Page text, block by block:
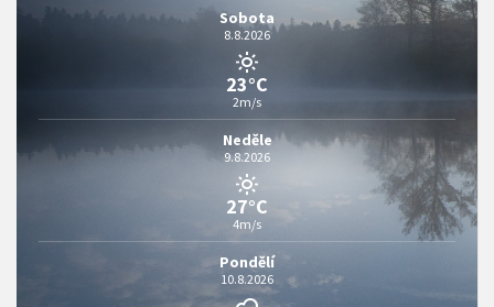
Sobota
8.8.2026
23°C
2m/s
Neděle
9.8.2026
27°C
4m/s
Pondělí
10.8.2026